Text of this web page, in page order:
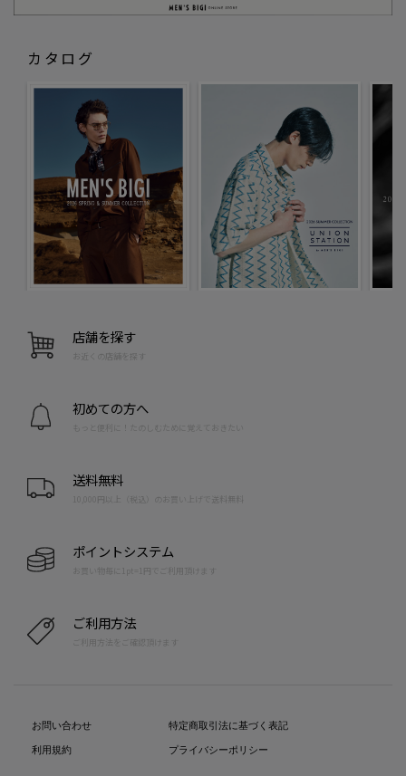
カタログ
店舗を探す
お近くの店舗を探す
初めての方へ
もっと便利に！たのしむために覚えておきたい
送料無料
10,000円以上（税込）のお買い上げで送料無料
ポイントシステム
お買い物毎に1pt=1円でご利用頂けます
ご利用方法
ご利用方法をご確認頂けます
お問い合わせ
利用規約
特定商取引法に基づく表記
プライバシーポリシー